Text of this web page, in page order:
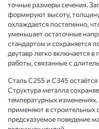
точные размеры сечения.
формируют высоту,
охлаждается постепенно,
уменьшает остаточные
стандартом и сохраняется
двутавр легко включается
работы, связанные с
Сталь С255 и С345
Структура металла
температурных
применяют в строительных
предсказуемое поведение